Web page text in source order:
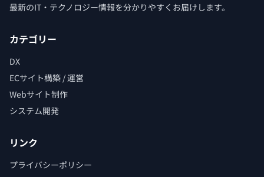
最新のIT・テクノロジー情報を分かりやすくお届けします。
カテゴリー
DX
ECサイト構築 / 運営
Webサイト制作
システム開発
リンク
プライバシーポリシー